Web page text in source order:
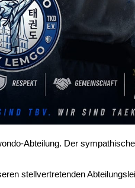
Abteilung. Der
stellvertretenden